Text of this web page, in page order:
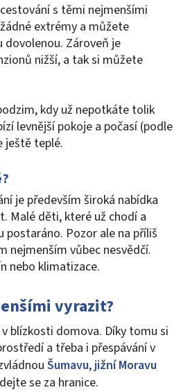
s těmi nejmenšími
extrémy a můžete
dovolenou. Zároveň je
nižší, a tak si můžete
kdy už nepotkáte tolik
levnější pokoje a počasí (podle
ještě teplé.
je především široká nabídka
Malé děti, které už chodí a
postaráno. Pozor ale na příliš
nejmenším vůbec nesvědčí.
nebo klimatizace.
vyrazit?
blízkosti domova. Díky tomu si
a třeba i přespávání v
Šumavu, jižní Moravu
se za hranice.